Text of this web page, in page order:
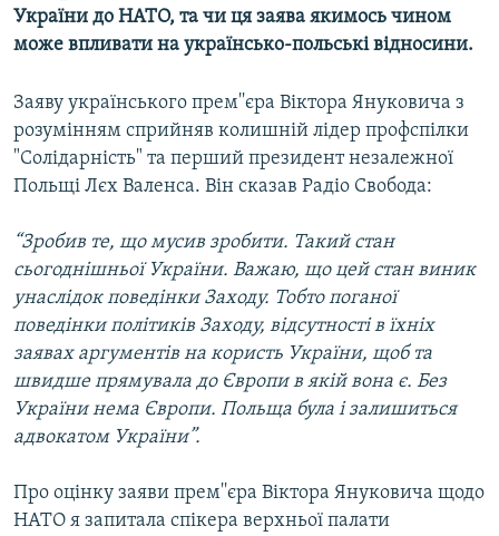
Усі сайти RFE/RL
України до НАТО, та чи ця заява якимось чином
може впливати на українсько-польські відносини.
Заяву українського прем''єра Віктора Януковича з
розумінням сприйняв колишній лідер профспілки
"Солідарність" та перший президент незалежної
Польщі Лєх Валенса. Він сказав Радіо Свобода:
“Зробив те, що мусив зробити. Такий стан
сьогоднішньої України. Важаю, що цей стан виник
унаслідок поведінки Заходу. Тобто поганої
поведінки політиків Заходу, відсутності в їхніх
заявах аргументів на користь України, щоб та
швидше прямувала до Європи в якій вона є. Без
України нема Європи. Польща була і залишиться
адвокатом України”.
Про оцінку заяви прем''єра Віктора Януковича щодо
НАТО я запитала спікера верхньої палати